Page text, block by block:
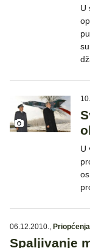
U
U
06.12.2010., Priopćenja
Spaljivanje